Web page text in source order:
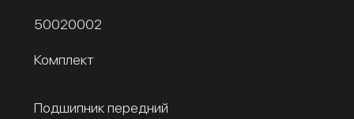
50020002
Комплект
Подшипник передний